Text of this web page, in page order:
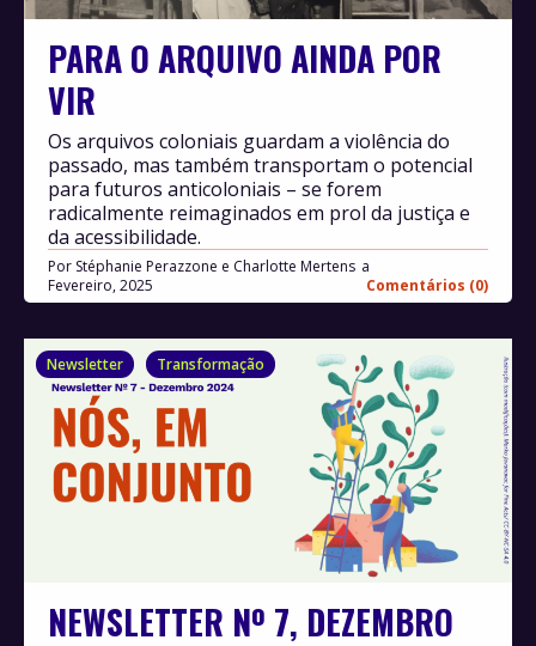
PARA O ARQUIVO AINDA POR
VIR
Por Stéphanie Perazzone e Charlotte Mertens
Fevereiro, 2025
Comentários (0)
Os arquivos coloniais guardam a violência do
passado, mas também transportam o potencial
para futuros anticoloniais – se forem
radicalmente reimaginados em prol da justiça e
da acessibilidade.
Newsletter Transformação
NEWSLETTER Nº 7, DEZEMBRO